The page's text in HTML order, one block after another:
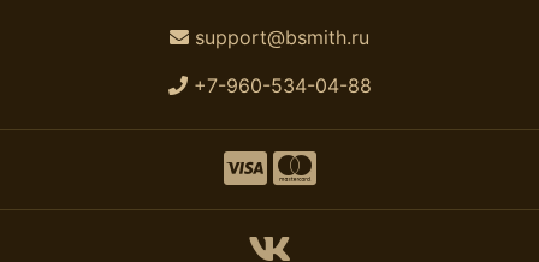
support@bsmith.ru
+7-960-534-04-88